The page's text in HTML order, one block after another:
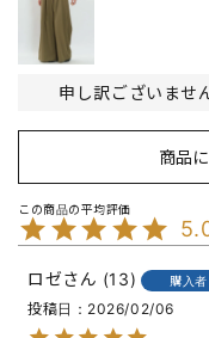
申し訳ございませ
商品
ロゼ 13 購入者
投稿日
2026/02/06